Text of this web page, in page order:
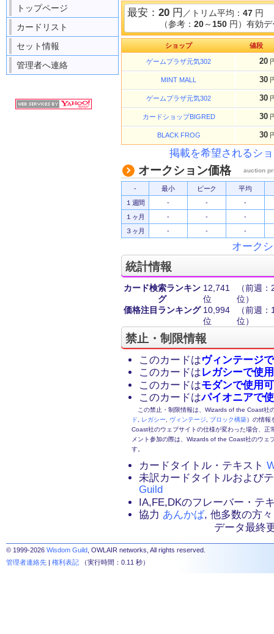
トップページ
カードリスト
セット情報
管理者へ連絡
最安： 20 円 ／トリム平均： 47 円
（参考： 20～ 150 円）有効
ショップ 値段
ゲームプラザ元気302 20
MINT MALL 30
ゲームプラザ元気302 30
カードショップBIGRED 30
BLACK FROG 30
掲載を希望されるシ
オークション価格 auction
- 最小 ピーク
平均
１週間
- -
-
１ヶ月
- -
-
３ヶ月
- - -
オーク
統計情報
カード検索ランキン
グ
12,741
位
（前週
位）
価格注目ランキング 10,994
位
（前週
位）
禁止・制限情報
このカードはヴィンテージ
このカードはレガシーで使
このカードはモダンで使用
このカードはパイオニアで
この禁止・制限情報は、Wizards of the Coast社
ド
レガシー ヴィンテージ ブロック構築）の情報
Coast社のウェブサイトの仕様が変わった場合、
メント参加の際は、Wizards of the Coast社のウェ
す。
カードタイトル・テキスト
未訳カードタイトルおよび
Guild
IA,FE,DKのフレーバー・テ
協力 あんかば, 他多数の方々
データ最終
© 1999-2026 Wisdom Guild , OWLAIR networks, All rights reserved.
管理者連絡先 | 権利表記 （実行時間：0.11 秒）